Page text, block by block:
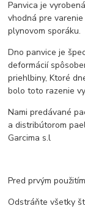
Panvica je
vhodná pre
plynovom sporáku.
Dno panvice je
deformácií
priehlbiny, Ktoré
bolo toto razenie
Nami predávané
a distribútorom
Garcima s.l
Pred prvým
Odstráňte všetky